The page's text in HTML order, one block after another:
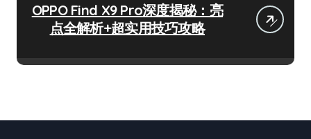
OPPO Find X9 Pro深度揭秘：亮
点全解析+超实用技巧攻略